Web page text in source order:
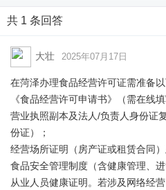
共 1 条回答
大壮 2025年07月17日
在菏泽办理食品经营许可证需准备以
《食品经营许可申请书》（需在线
营业执照副本及法人/负责人身份证
份证）；
经营场所证明（房产证或租赁合同）
食品安全管理制度（含健康管理、进
从业人员健康证明。若涉及网络经